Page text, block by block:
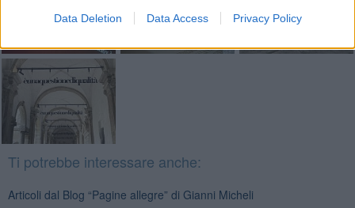
Data Deletion Data Access Privacy Policy
Ti potrebbe interessare anche:
Articoli dal Blog “Pagine allegre” di Gianni Micheli